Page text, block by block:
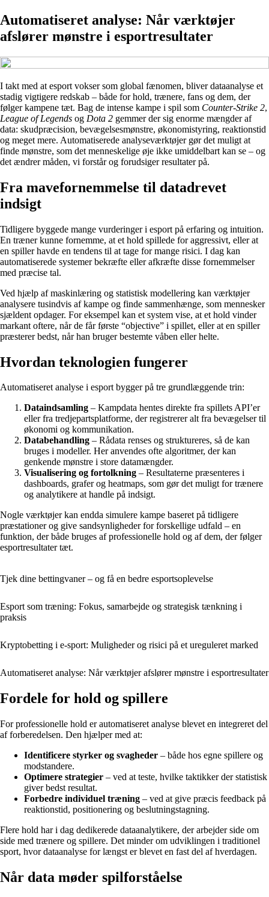
Automatiseret analyse: Når værktøjer
afslører mønstre i esportresultater
I takt med at esport vokser som global fænomen, bliver dataanalyse et
stadig vigtigere redskab – både for hold, trænere, fans og dem, der
følger kampene tæt. Bag de intense kampe i spil som Counter-Strike 2,
League of Legends og Dota 2 gemmer der sig enorme mængder af
data: skudpræcision, bevægelsesmønstre, økonomistyring, reaktionstid
og meget mere. Automatiserede analyseværktøjer gør det muligt at
finde mønstre, som det menneskelige øje ikke umiddelbart kan se – og
det ændrer måden, vi forstår og forudsiger resultater på.
Fra mavefornemmelse til datadrevet
indsigt
Tidligere byggede mange vurderinger i esport på erfaring og intuition.
En træner kunne fornemme, at et hold spillede for aggressivt, eller at
en spiller havde en tendens til at tage for mange risici. I dag kan
automatiserede systemer bekræfte eller afkræfte disse fornemmelser
med præcise tal.
Ved hjælp af maskinlæring og statistisk modellering kan værktøjer
analysere tusindvis af kampe og finde sammenhænge, som mennesker
sjældent opdager. For eksempel kan et system vise, at et hold vinder
markant oftere, når de får første “objective” i spillet, eller at en spiller
præsterer bedst, når han bruger bestemte våben eller helte.
Hvordan teknologien fungerer
Automatiseret analyse i esport bygger på tre grundlæggende trin:
Dataindsamling – Kampdata hentes direkte fra spillets API’er
eller fra tredjepartsplatforme, der registrerer alt fra bevægelser til
økonomi og kommunikation.
Databehandling – Rådata renses og struktureres, så de kan
bruges i modeller. Her anvendes ofte algoritmer, der kan
genkende mønstre i store datamængder.
Visualisering og fortolkning – Resultaterne præsenteres i
dashboards, grafer og heatmaps, som gør det muligt for trænere
og analytikere at handle på indsigt.
Nogle værktøjer kan endda simulere kampe baseret på tidligere
præstationer og give sandsynligheder for forskellige udfald – en
funktion, der både bruges af professionelle hold og af dem, der følger
esportresultater tæt.
Tjek dine bettingvaner – og få en bedre esportsoplevelse
Esport som træning: Fokus, samarbejde og strategisk tænkning i
praksis
Kryptobetting i e-sport: Muligheder og risici på et ureguleret marked
Automatiseret analyse: Når værktøjer afslører mønstre i esportresultater
Fordele for hold og spillere
For professionelle hold er automatiseret analyse blevet en integreret del
af forberedelsen. Den hjælper med at:
Identificere styrker og svagheder – både hos egne spillere og
modstandere.
Optimere strategier – ved at teste, hvilke taktikker der statistisk
giver bedst resultat.
Forbedre individuel træning – ved at give præcis feedback på
reaktionstid, positionering og beslutningstagning.
Flere hold har i dag dedikerede dataanalytikere, der arbejder side om
side med trænere og spillere. Det minder om udviklingen i traditionel
sport, hvor dataanalyse for længst er blevet en fast del af hverdagen.
Når data møder spilforståelse